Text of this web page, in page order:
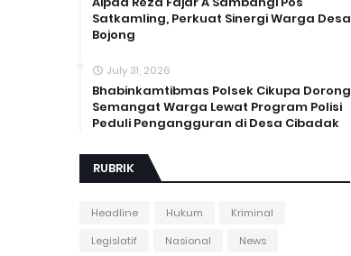
Satkamling, Perkuat Sinergi Warga Desa
Bojong
July 31, 2026
Bhabinkamtibmas Polsek Cikupa Dorong
Semangat Warga Lewat Program Polisi
Peduli Pengangguran di Desa Cibadak
RUBRIK
Headline Hukum
Kriminal
Legislatif
Nasional News